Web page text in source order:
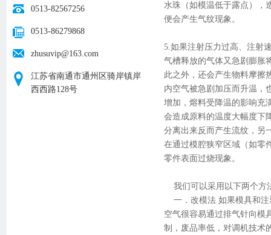
0513-82567256
0513-86279868
zhusuvip@163.com
江苏省南通市通州区骑岸镇岸
西西路128号
水珠（如模温低于露点），
便会产生气纹现象。
5.如果注射压力过高、注射
气槽释放的气体又急剧膨胀
此之外，还会产生物料摩擦
内空气被急剧加压而升温
增加，熔料受降温的影响充
会造成原料的温度大幅度下
分离出来反而产生流纹，另
在通过模腔狭窄区域（如零
零件表面过烧现象。
我们可以采用以下两个方
一．改模法 如果模具和注
空气很容易通过排气针向模
制，废品率低，对调机技术